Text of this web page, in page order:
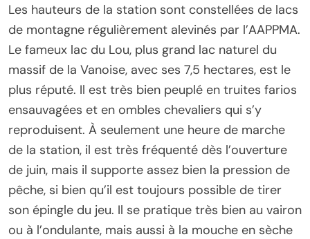
Les hauteurs de la station sont constellées de lacs
de montagne régulièrement alevinés par l’AAPPMA.
Le fameux lac du Lou, plus grand lac naturel du
massif de la Vanoise, avec ses 7,5 hectares, est le
plus réputé. Il est très bien peuplé en truites farios
ensauvagées et en ombles chevaliers qui s’y
reproduisent. À seulement une heure de marche
de la station, il est très fréquenté dès l’ouverture
de juin, mais il supporte assez bien la pression de
pêche, si bien qu’il est toujours possible de tirer
son épingle du jeu. Il se pratique très bien au vairon
ou à l’ondulante, mais aussi à la mouche en sèche